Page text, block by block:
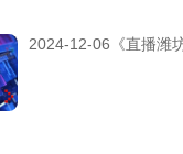
2024-12-06《直播潍